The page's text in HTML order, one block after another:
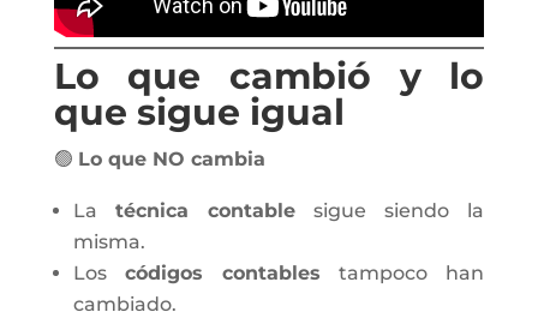
Lo que cambió y lo
que sigue igual
🟢 Lo que NO cambia
La técnica contablesigue siendo la
misma.
Los códigos contables tampoco han
cambiado.